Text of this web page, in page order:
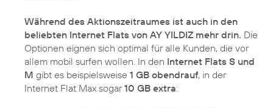
Während des Aktionszeitraumes ist auch in den
beliebten Internet Flats von AY YILDIZ mehr drin. Die
Optionen eignen sich optimal für alle Kunden, die vor
allem mobil surfen wollen. In den Internet Flats S und
M gibt es beispielsweise 1 GB obendrauf, in der
Internet Flat Max sogar10 GB extra: